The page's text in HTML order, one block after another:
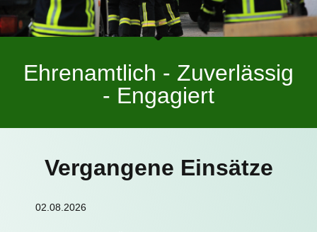
Ehrenamtlich - Zuverlässig
- Engagiert
Vergangene Einsätze
02.08.2026